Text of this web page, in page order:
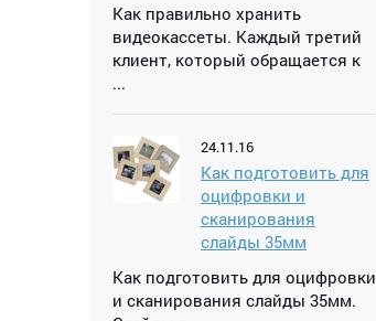
Как правильно хранить
видеокассеты. Каждый третий
клиент, который обращается к
...
24.11.16
Как подготовить для
оцифровки и
сканирования
слайды 35мм
Как подготовить для оцифровки
и сканирования слайды 35мм.